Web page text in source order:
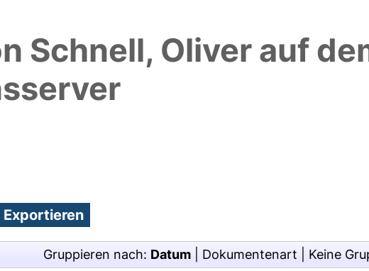
Schnell, Oliver auf
Gruppieren nach: Datum Dokumentenart Keine